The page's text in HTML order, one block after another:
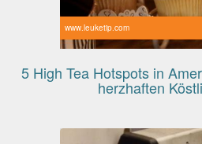
www.leuketip.com
5 High Tea Hotspots in
herzhaften